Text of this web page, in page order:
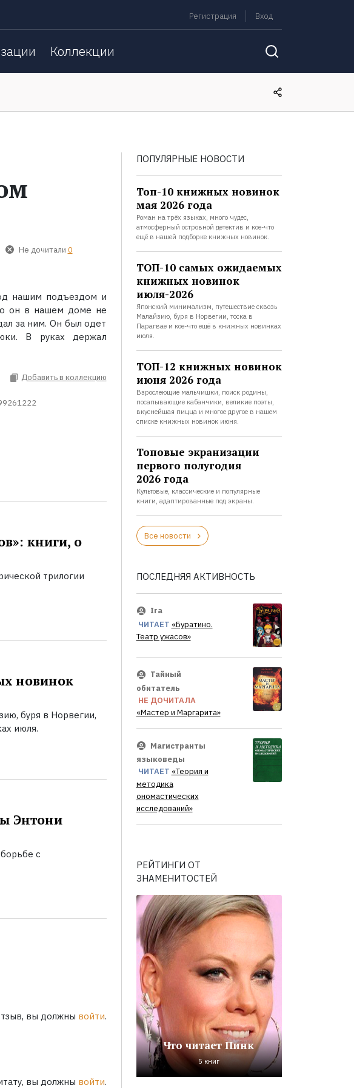
Регистрация Вход
Коллекции
Не дочитали 0
нашим подъездом и
он в нашем доме не
за ним. Он был одет
В руках держал
Добавить в коллекцию
книги, о
трилогии
новинок
буря в Норвегии,
июля.
Энтони
с
вы должны войти.
вы должны войти.
ПОПУЛЯРНЫЕ НОВОСТИ
Топ-10 книжных новинок
мая 2026 года
Роман на трёх языках, много чудес,
атмосферный островной детектив и кое-что
ещё в нашей подборке книжных новинок.
ТОП-10 самых ожидаемых
книжных новинок
июля-2026
Японский минимализм, путешествие сквозь
Малайзию, буря в Норвегии, тоска в
Парагвае и кое-что ещё в книжных новинках
июля.
ТОП-12 книжных новинок
июня 2026 года
Взрослеющие мальчишки, поиск родины,
посапывающие кабанчики, великие поэты,
вкуснейшая пицца и многое другое в нашем
списке книжных новинок июня.
Топовые экранизации
первого полугодия
2026 года
Культовые, классические и популярные
книги, адаптированные под экраны.
Все новости
ПОСЛЕДНЯЯ АКТИВНОСТЬ
Ira
ЧИТАЕТ «Буратино.
Театр ужасов»
Тайный
обитатель
НЕ ДОЧИТАЛА
«Мастер и Маргарита»
Магистранты
языковеды
ЧИТАЕТ «Теория и
методика
ономастических
исследований»
РЕЙТИНГИ ОТ
ЗНАМЕНИТОСТЕЙ
Что читает Пинк
5 книг